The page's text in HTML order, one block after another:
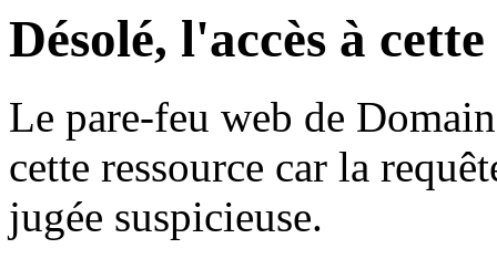
Désolé, l'accès à
Le pare-feu web de
cette ressource car la
jugée suspicieuse.